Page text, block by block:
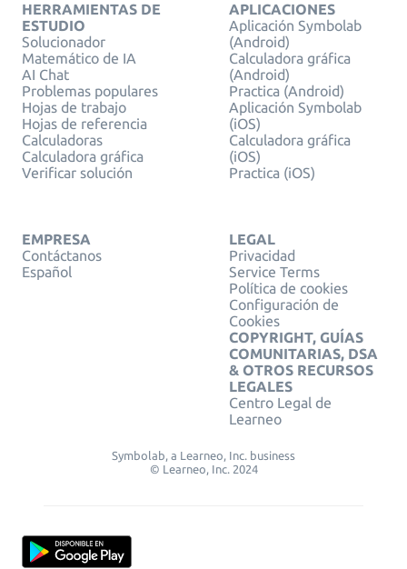
HERRAMIENTAS DE
ESTUDIO
Solucionador
Matemático de IA
AI Chat
Problemas populares
Hojas de trabajo
Hojas de referencia
Calculadoras
Calculadora gráfica
Verificar solución
APLICACIONES
Aplicación Symbolab
(Android)
Calculadora gráfica
(Android)
Practica (Android)
Aplicación Symbolab
(iOS)
Calculadora gráfica
(iOS)
Practica (iOS)
EMPRESA
Contáctanos
Español
LEGAL
Privacidad
Service Terms
Política de cookies
Configuración de
Cookies
COPYRIGHT, GUÍAS
COMUNITARIAS, DSA
& OTROS RECURSOS
LEGALES
Centro Legal de
Learneo
Symbolab, a Learneo, Inc. business
© Learneo, Inc. 2024